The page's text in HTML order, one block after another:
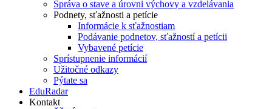
Správa o stave a úrovni výchovy a vzdelávania
Podnety, sťažnosti a petície
Informácie k sťažnostiam
Podávanie podnetov, sťažností a petícii
Vybavené petície
Sprístupnenie informácií
Užitočné odkazy
Pýtate sa
EduRadar
Kontakt